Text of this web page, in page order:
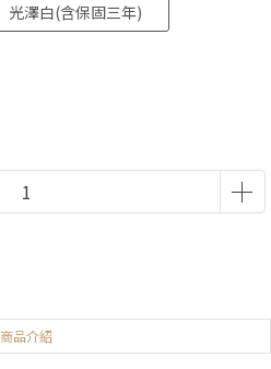
光澤白(含保固三年)
商品介紹